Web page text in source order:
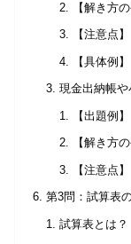
【解き方
【注意点】
【具体例】
現金出納帳
【出題例】
【解き方
【注意点】
第3問：試算表
試算表とは？